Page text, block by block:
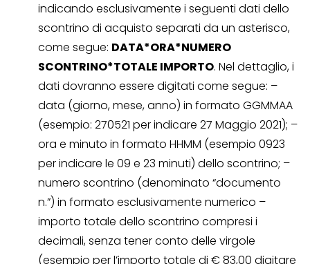
indicando esclusivamente i seguenti dati dello
scontrino di acquisto separati da un asterisco,
come segue: DATA*ORA*NUMERO
SCONTRINO*TOTALE IMPORTO. Nel dettaglio, i
dati dovranno essere digitati come segue: –
data (giorno, mese, anno) in formato GGMMAA
(esempio: 270521 per indicare 27 Maggio 2021); –
ora e minuto in formato HHMM (esempio 0923
per indicare le 09 e 23 minuti) dello scontrino; –
numero scontrino (denominato “documento
n.”) in formato esclusivamente numerico –
importo totale dello scontrino compresi i
decimali, senza tener conto delle virgole
(esempio per l’importo totale di € 83,00 digitare